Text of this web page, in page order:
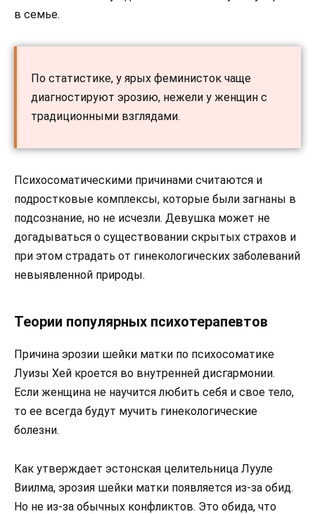
в семье.
По статистике, у ярых феминисток чаще
диагностируют эрозию, нежели у женщин с
традиционными взглядами.
Психосоматическими причинами считаются и
подростковые комплексы, которые были загнаны в
подсознание, но не исчезли. Девушка может не
догадываться о существовании скрытых страхов и
при этом страдать от гинекологических заболеваний
невыявленной природы.
Теории популярных психотерапевтов
Причина эрозии шейки матки по психосоматике
Луизы Хей кроется во внутренней дисгармонии.
Если женщина не научится любить себя и свое тело,
то ее всегда будут мучить гинекологические
болезни.
Как утверждает эстонская целительница Лууле
Виилма, эрозия шейки матки появляется из-за обид.
Но не из-за обычных конфликтов. Это обида, что